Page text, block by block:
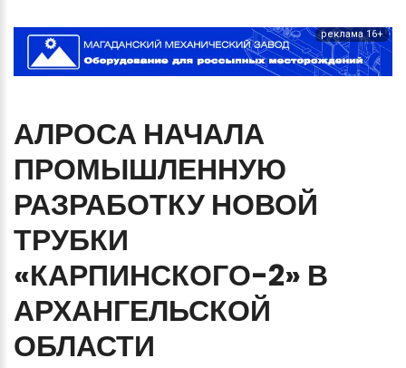
реклама 16+
АЛРОСА НАЧАЛА
ПРОМЫШЛЕННУЮ
РАЗРАБОТКУ НОВОЙ
ТРУБКИ
«КАРПИНСКОГО-2» В
АРХАНГЕЛЬСКОЙ
ОБЛАСТИ